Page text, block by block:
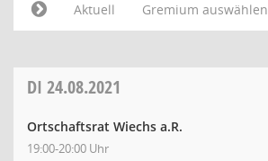
Aktuell
Gremium auswählen
DI 24.08.2021
Ortschaftsrat Wiechs a.R.
19:00-20:00 Uhr